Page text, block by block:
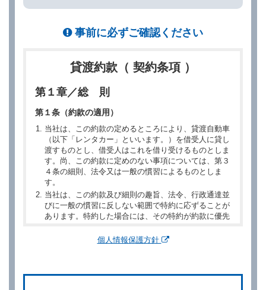
事前に必ずご確認ください
貸渡約款（ 契約条項 ）
第１章／総 則
第１条（約款の適用）
当社は、この約款の定めるところにより、貸渡自動車
（以下「レンタカー」といいます。）を借受人に貸し
渡すものとし、借受人はこれを借り受けるものとしま
す。尚、この約款に定めのない事項については、第３
４条の細則、法令又は一般の慣習によるものとしま
す。
当社は、この約款及び細則の趣旨、法令、行政通達並
びに一般の慣習に反しない範囲で特約に応ずることが
あります。特約した場合には、その特約が約款に優先
個人情報保護方針